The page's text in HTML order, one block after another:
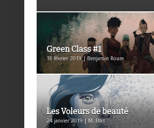
Green Class #1
18 février 2019 | Benjamin Roure
Les Voleurs de beauté
24 janvier 2019 | M. Ellis